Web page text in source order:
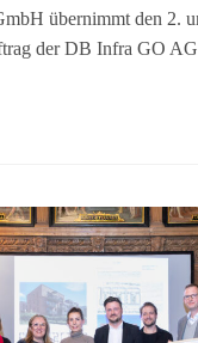
übernimmt den 2.
der DB Infra GO